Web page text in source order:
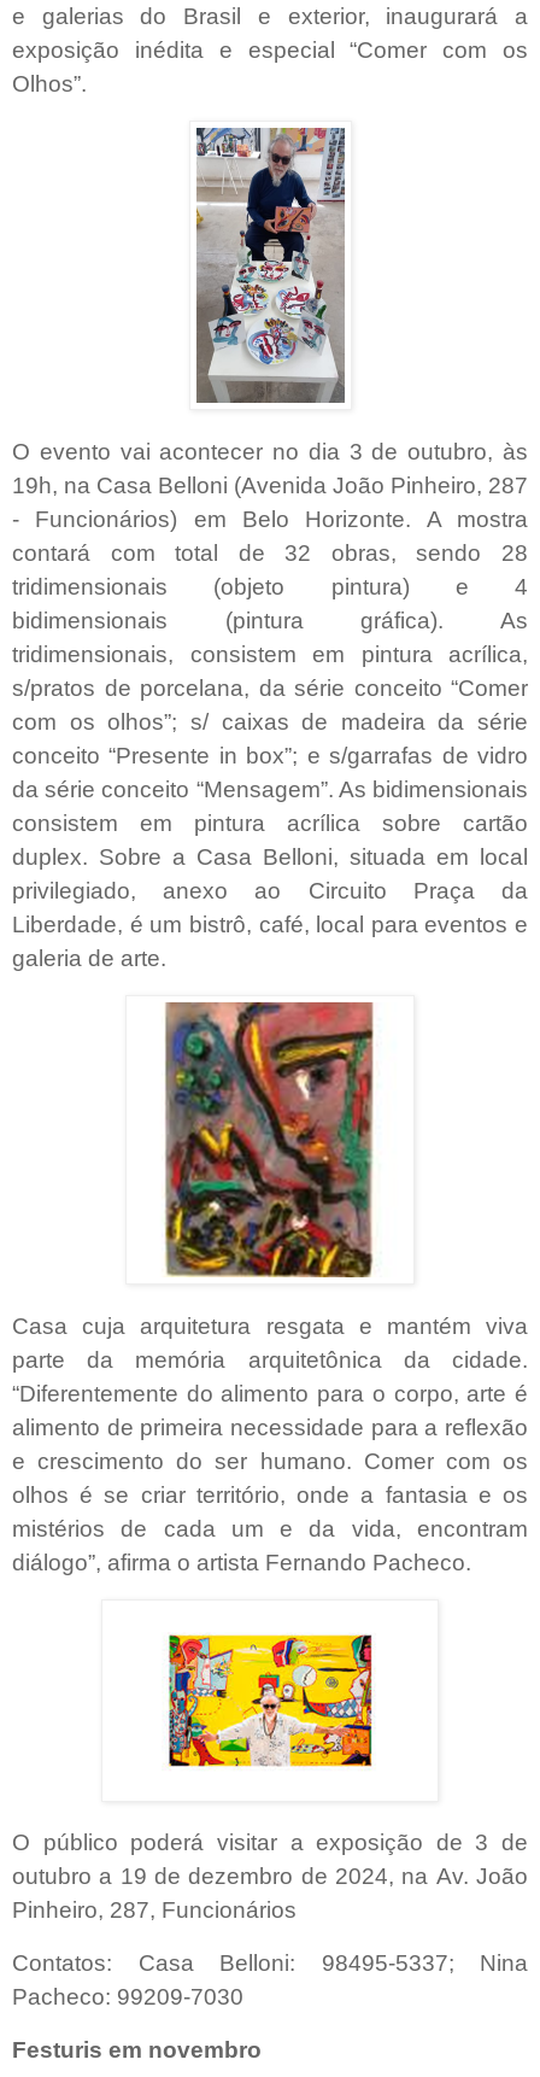
e galerias do Brasil e exterior, inaugurará a
exposição inédita e especial “Comer com os
Olhos”.
O evento vai acontecer no dia 3 de outubro, às
19h, na Casa Belloni (Avenida João Pinheiro, 287
- Funcionários) em Belo Horizonte. A mostra
contará com total de 32 obras, sendo 28
tridimensionais (objeto pintura) e 4
bidimensionais (pintura gráfica). As
tridimensionais, consistem em pintura acrílica,
s/pratos de porcelana, da série conceito “Comer
com os olhos”; s/ caixas de madeira da série
conceito “Presente in box”; e s/garrafas de vidro
da série conceito “Mensagem”. As bidimensionais
consistem em pintura acrílica sobre cartão
duplex. Sobre a Casa Belloni, situada em local
privilegiado, anexo ao Circuito Praça da
Liberdade, é um bistrô, café, local para eventos e
galeria de arte.
Casa cuja arquitetura resgata e mantém viva
parte da memória arquitetônica da cidade.
“Diferentemente do alimento para o corpo, arte é
alimento de primeira necessidade para a reflexão
e crescimento do ser humano. Comer com os
olhos é se criar território, onde a fantasia e os
mistérios de cada um e da vida, encontram
diálogo”, afirma o artista Fernando Pacheco.
O público poderá visitar a exposição de 3 de
outubro a 19 de dezembro de 2024, na Av. João
Pinheiro, 287, Funcionários
Contatos: Casa Belloni: 98495-5337; Nina
Pacheco: 99209-7030
Festuris em novembro